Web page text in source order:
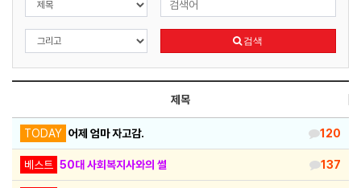
검색
제목
TODAY 어제 엄마 자고감. 120
베스트 50대 사회복지사와의 썰 137